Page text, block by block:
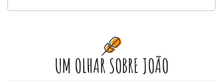
UM OLHAR SOBRE JOÃO